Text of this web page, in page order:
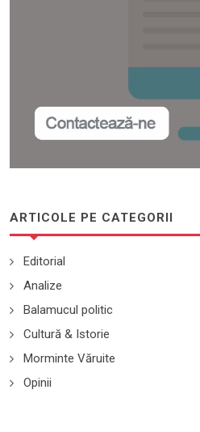
ARTICOLE PE CATEGORII
Editorial
Analize
Balamucul politic
Cultură & Istorie
Morminte Văruite
Opinii